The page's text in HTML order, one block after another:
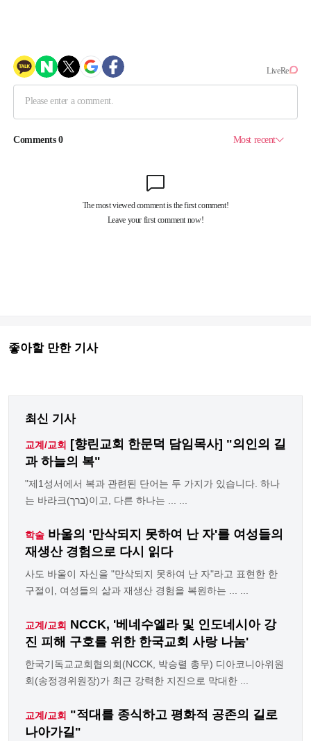
좋아할 만한 기사
최신 기사
교계/교회 [향린교회 한문덕 담임목사] "의인의 길
과 하늘의 복"
"제1성서에서 복과 관련된 단어는 두 가지가 있습니다. 하나
는 바라크(ברך)이고, 다른 하나는 ... ...
학술 바울의 '만삭되지 못하여 난 자'를 여성들의
재생산 경험으로 다시 읽다
사도 바울이 자신을 "만삭되지 못하여 난 자"라고 표현한 한
구절이, 여성들의 삶과 재생산 경험을 복원하는 ... ...
교계/교회 NCCK, '베네수엘라 및 인도네시아 강
진 피해 구호를 위한 한국교회 사랑 나눔'
한국기독교교회협의회(NCCK, 박승렬 총무) 디아코니아위원
회(송정경위원장)가 최근 강력한 지진으로 막대한 ...
교계/교회 "적대를 종식하고 평화적 공존의 길로
나아가길"